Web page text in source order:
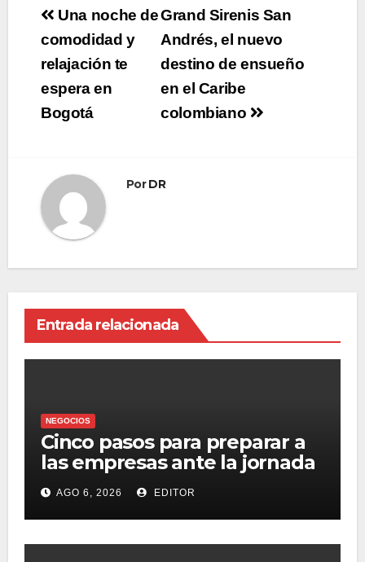
Navegación
de
entradas
Grand Sirenis San
Andrés, el nuevo
destino de ensueño
en el Caribe
colombiano
Una noche de
comodidad y
relajación te
espera en
Bogotá
PorDR
Entrada relacionada
NEGOCIOS
Cinco pasos para preparar a
las empresas ante la jornada
laboral de 40 horas
AGO 6, 2026 EDITOR